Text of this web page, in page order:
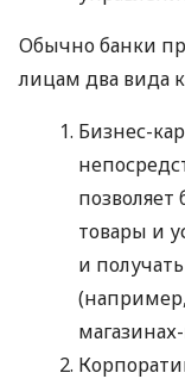
Обычно банки
лицам два вида
Бизнес-
позволяет
товары и
и